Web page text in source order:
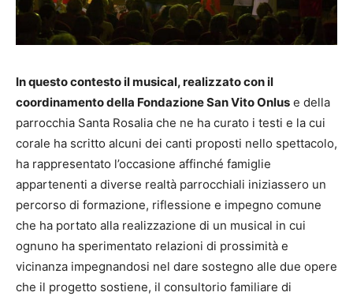
In questo contesto il musical, realizzato con il
coordinamento della Fondazione San Vito Onlus e della
parrocchia Santa Rosalia che ne ha curato i testi e la cui
corale ha scritto alcuni dei canti proposti nello spettacolo,
ha rappresentato l’occasione affinché famiglie
appartenenti a diverse realtà parrocchiali iniziassero un
percorso di formazione, riflessione e impegno comune
che ha portato alla realizzazione di un musical in cui
ognuno ha sperimentato relazioni di prossimità e
vicinanza impegnandosi nel dare sostegno alle due opere
che il progetto sostiene, il consultorio familiare di